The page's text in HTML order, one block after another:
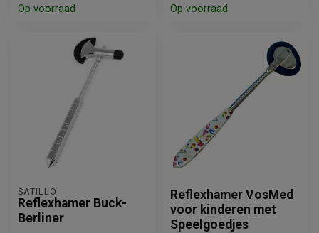
Op voorraad Op voorraad
SATILLO
Reflexhamer Buck-
Berliner
Reflexhamer VosMed
voor kinderen met
Speelgoedjes